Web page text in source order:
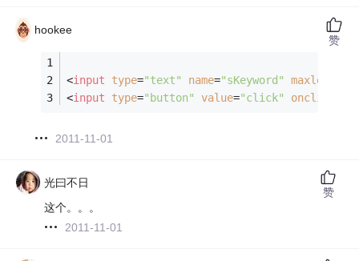
hookee
<input type="text" name="sKeyword" maxlength
<input type="button" value="click" onclick
2011-11-01
赞
光曰不日
这个。。。
2011-11-01
赞